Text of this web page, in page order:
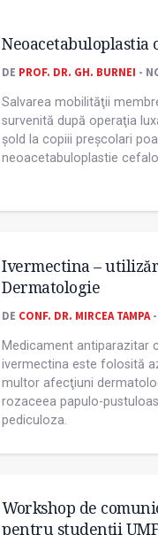
Neoacetabuloplastia
DE PROF. DR. GH. BURNEI -
Salvarea mobilităţii
survenită după operaţia
șold la copiii preșcolari
neoacetabuloplastie
Ivermectina –
Dermatologie
DE CONF. DR. MIRCEA TAMPA-
Medicament antiparazitar
ivermectina este folosită
multor afecţiuni
rozaceea papulo-
pediculoza.
Workshop de
pentru studenții